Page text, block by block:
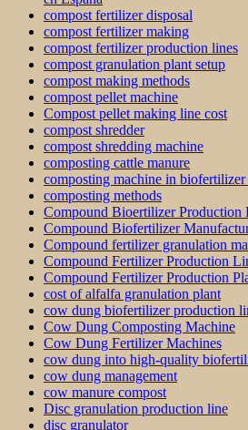
compost fertilizer disposal
compost fertilizer making
compost fertilizer production lines
compost granulation plant setup
compost making methods
compost pellet machine
Compost pellet making line cost
compost shredder
compost shredding machine
composting cattle manure
composting machine in
composting methods
Compound Bioertilizer Production
Compound Biofertilizer
Compound fertilizer granulation
Compound Fertilizer Production
Compound Fertilizer Production
cost of alfalfa granulation plant
cow dung biofertilizer production
Cow Dung Composting Machine
Cow Dung Fertilizer Machines
cow dung into high-quality
cow dung management
cow manure compost
Disc granulation production line
disc granulator